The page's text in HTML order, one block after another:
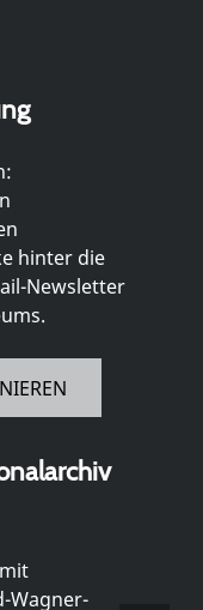
hinter die
Newsletter
Wagner-